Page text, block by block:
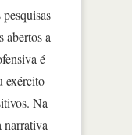
abertos a
é
exército
Na
narrativa